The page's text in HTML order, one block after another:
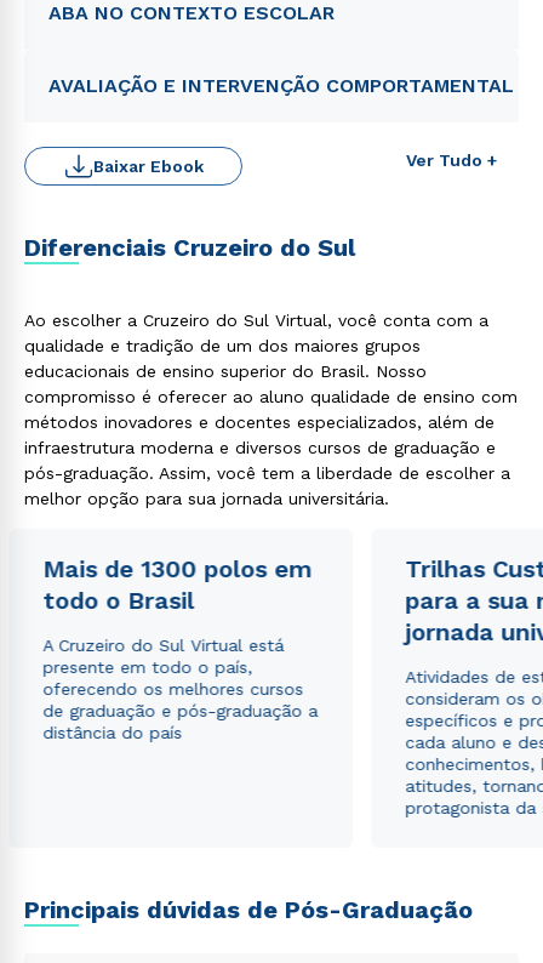
ABA NO CONTEXTO ESCOLAR
AVALIAÇÃO E INTERVENÇÃO COMPORTAMENTAL
Ver Tudo +
Baixar Ebook
Diferenciais Cruzeiro do Sul
Ao escolher a Cruzeiro do Sul Virtual, você conta com a
qualidade e tradição de um dos maiores grupos
educacionais de ensino superior do Brasil. Nosso
compromisso é oferecer ao aluno qualidade de ensino com
métodos inovadores e docentes especializados, além de
infraestrutura moderna e diversos cursos de graduação e
pós-graduação. Assim, você tem a liberdade de escolher a
melhor opção para sua jornada universitária.
Mais de 1300 polos em
todo o Brasil
A Cruzeiro do Sul Virtual está
presente em todo o país,
oferecendo os melhores cursos
de graduação e pós-graduação a
distância do país
Trilhas
para a sua
jornada
Atividades de
consideram os
específicos e
cada aluno e
conhecimentos,
atitudes,
protagonista da
Principais dúvidas de Pós-Graduação
WhatsApp